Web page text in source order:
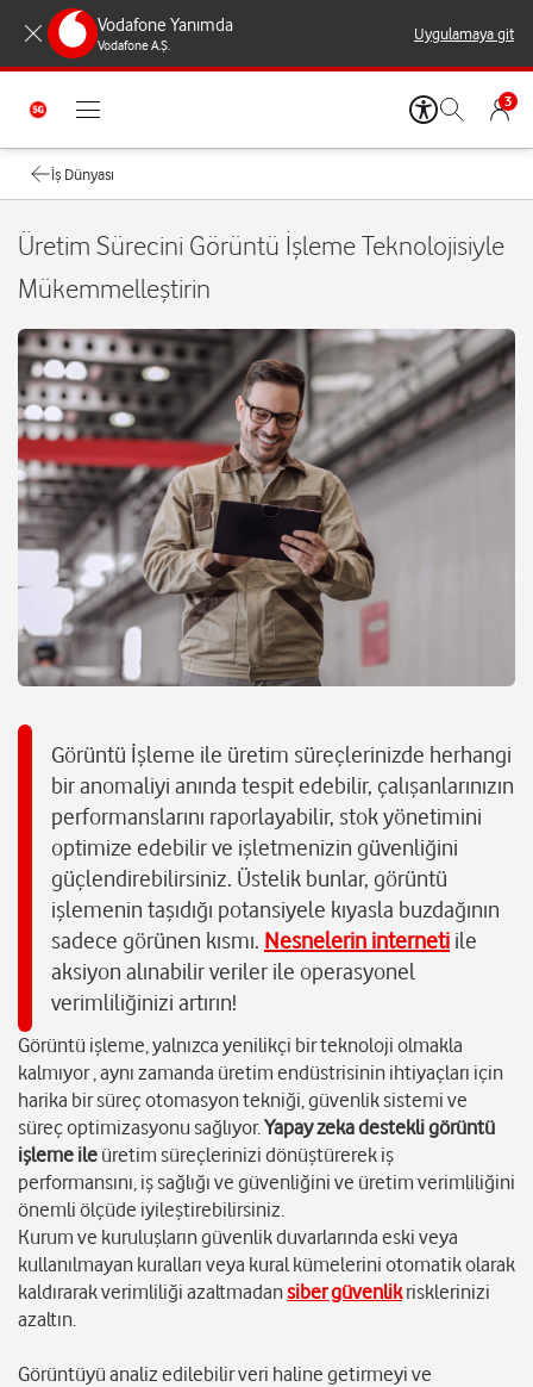
Vodafone Yanımda
Vodafone A.Ş.
Uygulamaya git
3
İş Dünyası
Üretim Sürecini Görüntü İşleme Teknolojisiyle
Mükemmelleştirin
Görüntü İşleme ile üretim süreçlerinizde herhangi
bir anomaliyi anında tespit edebilir, çalışanlarınızın
performanslarını raporlayabilir, stok yönetimini
optimize edebilir ve işletmenizin güvenliğini
güçlendirebilirsiniz. Üstelik bunlar, görüntü
işlemenin taşıdığı potansiyele kıyasla buzdağının
sadece görünen kısmı. Nesnelerin interneti ile
aksiyon alınabilir veriler ile operasyonel
verimliliğinizi artırın!
Görüntü işleme, yalnızca yenilikçi bir teknoloji olmakla
kalmıyor , aynı zamanda üretim endüstrisinin ihtiyaçları için
harika bir süreç otomasyon tekniği, güvenlik sistemi ve
süreç optimizasyonu sağlıyor. Yapay zeka destekli görüntü
işleme ile üretim süreçlerinizi dönüştürerek iş
performansını, iş sağlığı ve güvenliğini ve üretim verimliliğini
önemli ölçüde iyileştirebilirsiniz.
Kurum ve kuruluşların güvenlik duvarlarında eski veya
kullanılmayan kuralları veya kural kümelerini otomatik olarak
kaldırarak verimliliği azaltmadansiber güvenlikrisklerinizi
azaltın.
Görüntüyü analiz edilebilir veri haline getirmeyi ve